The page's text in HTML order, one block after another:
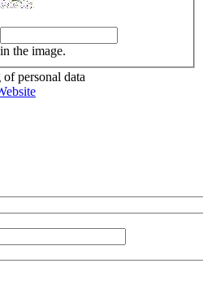
the image.
personal data